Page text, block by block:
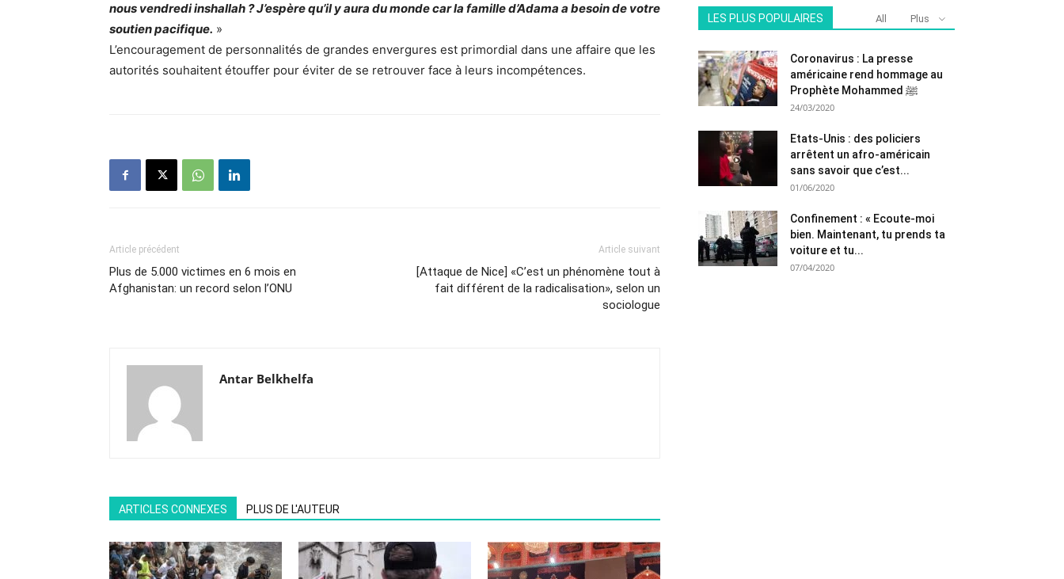
nous vendredi inshallah ? J’espère qu’il y aura du monde car la famille d’Adama a besoin de votre
soutien pacifique. »
L’encouragement de personnalités de grandes envergures est primordial dans une affaire que les
autorités souhaitent étouffer pour éviter de se retrouver face à leurs incompétences.
Article précédent
Plus de 5.000 victimes en 6 mois en
Afghanistan: un record selon l’ONU
Article suivant
[Attaque de Nice] «C’est un phénomène tout à
fait différent de la radicalisation», selon un
sociologue
Antar Belkhelfa
ARTICLES CONNEXES PLUS DE L'AUTEUR
LES PLUS POPULAIRES All Plus
Coronavirus : La presse
américaine rend hommage au
Prophète Mohammed ﷺ
24/03/2020
Etats-Unis : des policiers
arrêtent un afro-américain
sans savoir que c’est...
01/06/2020
Confinement : « Ecoute-moi
bien. Maintenant, tu prends ta
voiture et tu...
07/04/2020